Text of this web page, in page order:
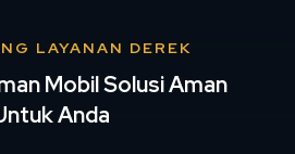
LAYANAN DEREK
Mobil Solusi Aman
Anda